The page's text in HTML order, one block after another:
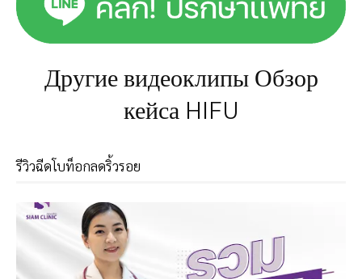
Другие видеоклипы Обзор
кейса HIFU
รีวิวฉีดโบท็อกลดริ้วรอย